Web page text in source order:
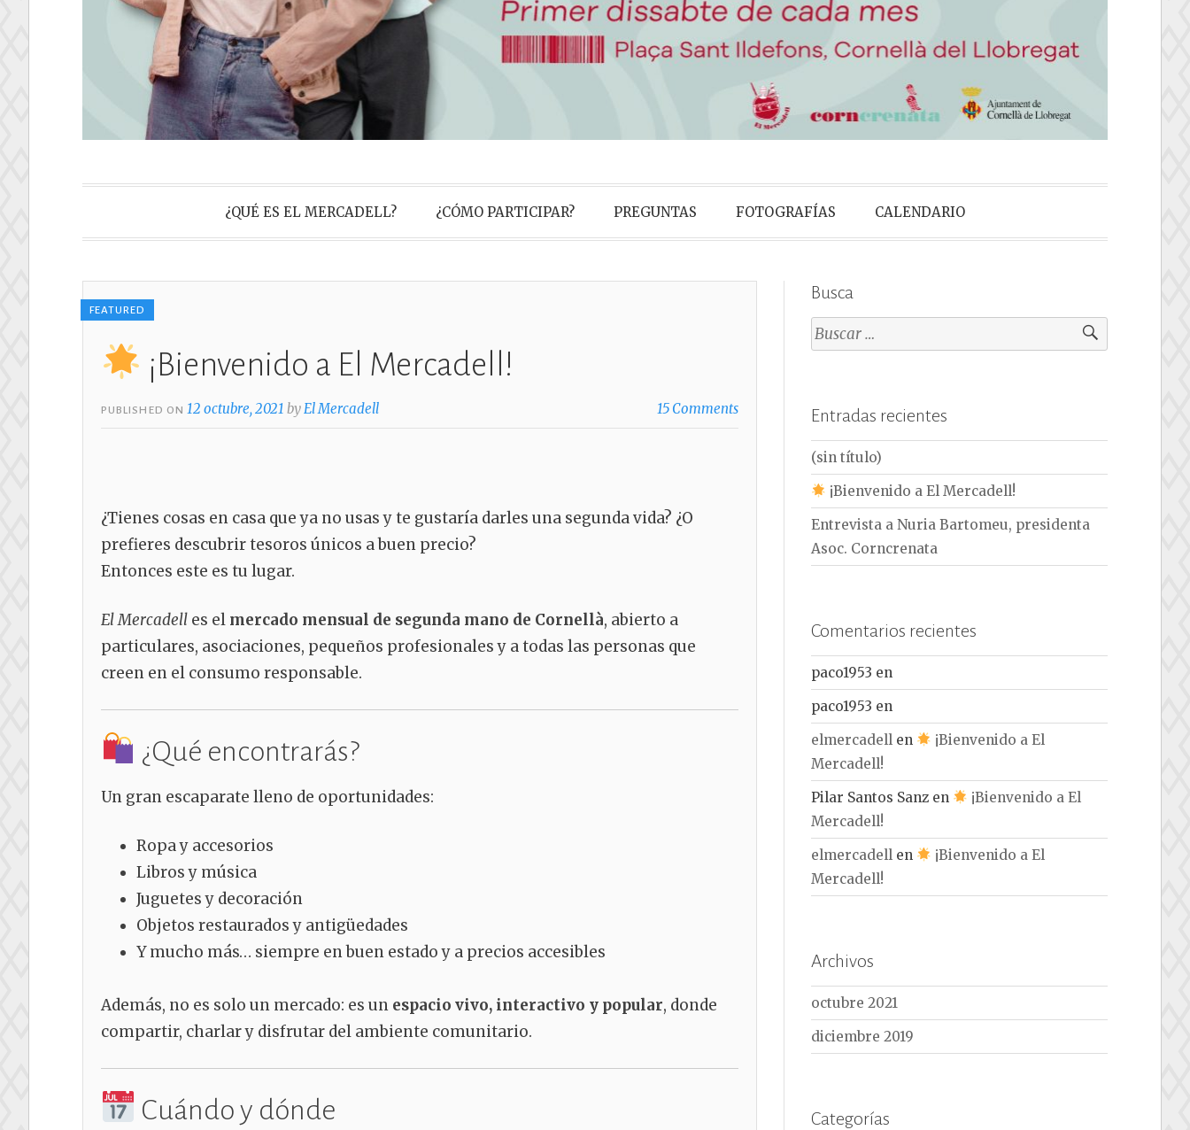
El Mercadell, mercat mensual de segona
mà.
¿QUÉ ES EL MERCADELL? ¿CÓMO PARTICIPAR? PREGUNTAS FOTOGRAFÍAS CALENDARIO
Asociación sin ánimo de lucro que opta por el Second Hand
FEATURED
¡Bienvenido a El Mercadell!
PUBLISHED ON12 octubre, 2021 byEl Mercadell 15 Comments
¿Tienes cosas en casa que ya no usas y te gustaría darles una segunda vida? ¿O
prefieres descubrir tesoros únicos a buen precio?
Entonces este es tu lugar.
El Mercadell es el mercado mensual de segunda mano de Cornellà, abierto a
particulares, asociaciones, pequeños profesionales y a todas las personas que
creen en el consumo responsable.
¿Qué encontrarás?
Un gran escaparate lleno de oportunidades:
Ropa y accesorios
Libros y música
Juguetes y decoración
Objetos restaurados y antigüedades
Y mucho más… siempre en buen estado y a precios accesibles
Además, no es solo un mercado: es un espacio vivo, interactivo y popular, donde
compartir, charlar y disfrutar del ambiente comunitario.
Cuándo y dónde
Busca
Buscar:
Entradas recientes
(sin título)
¡Bienvenido a El Mercadell!
Entrevista a Nuria Bartomeu, presidenta
Asoc. Corncrenata
Comentarios recientes
paco1953 en
paco1953 en
elmercadell en
¡Bienvenido a El
Mercadell!
Pilar Santos Sanz en
¡Bienvenido a El
Mercadell!
elmercadell en
¡Bienvenido a El
Mercadell!
Archivos
octubre 2021
diciembre 2019
Categorías